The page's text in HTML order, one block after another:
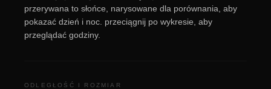
przerywana to słońce, narysowane dla porównania, aby
pokazać dzień i noc. przeciągnij po wykresie, aby
przeglądać godziny.
ODLEGŁOŚĆ I ROZMIAR